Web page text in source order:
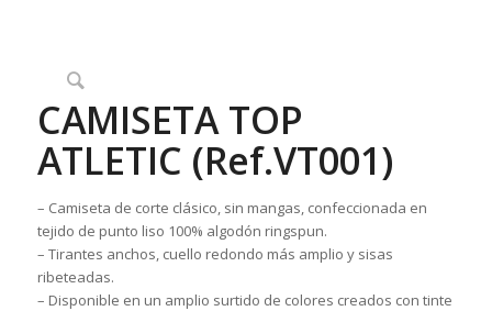
CAMISETA TOP
ATLETIC (Ref.VT001)
– Camiseta de corte clásico, sin mangas, confeccionada en
tejido de punto liso 100% algodón ringspun.
– Tirantes anchos, cuello redondo más amplio y sisas
ribeteadas.
– Disponible en un amplio surtido de colores creados con tinte